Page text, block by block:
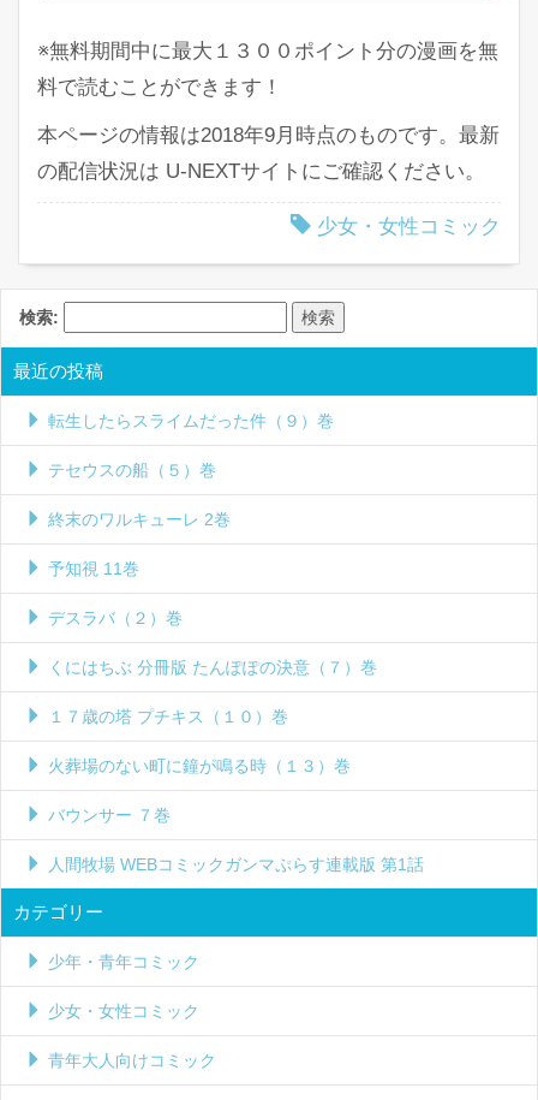
※無料期間中に最大１３００ポイント分の漫画を無
料で読むことができます！
本ページの情報は2018年9月時点のものです。最新
の配信状況は U-NEXTサイトにご確認ください。
少女・女性コミック
検索:
最近の投稿
転生したらスライムだった件（９）巻
テセウスの船（５）巻
終末のワルキューレ 2巻
予知視 11巻
デスラバ（２）巻
くにはちぶ 分冊版 たんぽぽの決意（７）巻
１７歳の塔 プチキス（１０）巻
火葬場のない町に鐘が鳴る時（１３）巻
バウンサー ７巻
人間牧場 WEBコミックガンマぷらす連載版 第1話
カテゴリー
少年・青年コミック
少女・女性コミック
青年大人向けコミック